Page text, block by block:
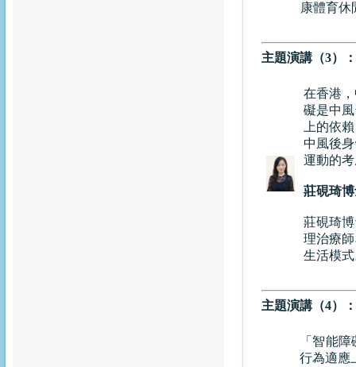
康體育休
主題演講（3）
在香港
礙是中
上的依
中風後
運動的
莊硯琦
莊硯琦
理治療
生活模
主題演講（4）
「智能
行為適應